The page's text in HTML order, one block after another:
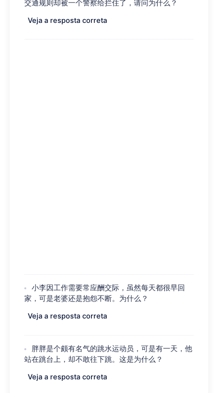
交通规则却被一个警察给拦住了，请问为什么？
Veja a resposta correta
小李因工作需要常应酬交际，虽然每天都很早回
家，可是老婆还是抱怨不断。为什么？
Veja a resposta correta
胖胖是个颇有名气的跳水运动员，可是有一天，他
站在跳台上，却不敢往下跳。这是为什么？
Veja a resposta correta